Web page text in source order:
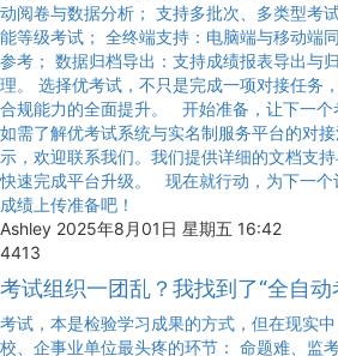
动阅卷与数据分析； 支持多批次、多类型考
能等级考试； 全终端支持：电脑端与移动端
参考； 数据归档导出：支持成绩报表导出与
理。 选择优考试，不只是完成一项对接任务
合规能力的全面提升。 开始准备，让下一个
如需了解优考试系统与实名制服务平台的对
示，欢迎联系我们。我们提供详细的文档支
快速完成平台升级。 现在就行动，为下一个
成绩上传准备吧！
Ashley 2025年8月01日 星期五 16:42
4413
考试组织一团乱？我找到了“全自动
考试，本是检验学习成果的方式，但在现实
校、企事业单位最头疼的环节： 命题难、监